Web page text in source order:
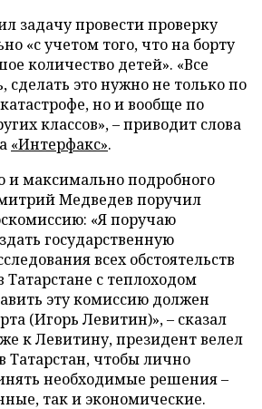
задачу провести проверку
«с учетом того, что на борту
количество детей». «Все
это нужно не только по
но и вообще по
классов», – приводит слова
«Интерфакс».
и максимально подробного
Медведев поручил
«Я поручаю
государственную
всех обстоятельств
с теплоходом
эту комиссию должен
(Игорь Левитин)», – сказал
к Левитину, президент велел
Татарстан, чтобы лично
необходимые решения –
так и экономические.